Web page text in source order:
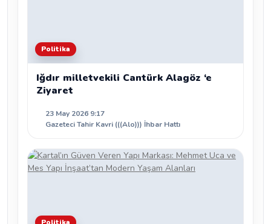
Politika
Iğdır milletvekili Cantürk Alagöz ‘e
Ziyaret
23 May 2026 9:17
Gazeteci Tahir Kavri (((Alo))) İhbar Hattı